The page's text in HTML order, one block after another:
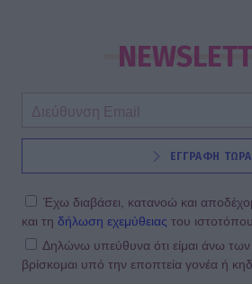
ΕΓΓΡΑΦΗ ΤΩΡΑ
Έχω διαβάσει, κατανοώ και
και τη δήλωση εχεμύθειας του
Δηλώνω υπεύθυνα ότι είμαι άνω των
βρίσκομαι υπό την εποπτεία γονέα ή